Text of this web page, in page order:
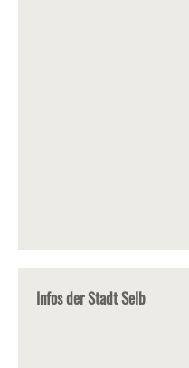
Infos der Stadt Selb